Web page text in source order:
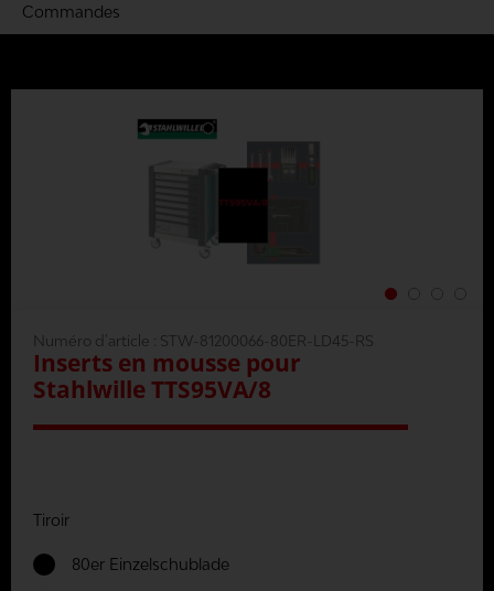
Commandes
Numéro d'article : STW-81200066-80ER-LD45-RS
Inserts en mousse pour
Stahlwille TTS95VA/8
Tiroir
80er Einzelschublade